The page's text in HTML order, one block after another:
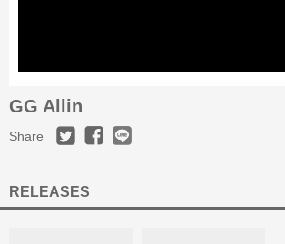
GG Allin
Share
RELEASES